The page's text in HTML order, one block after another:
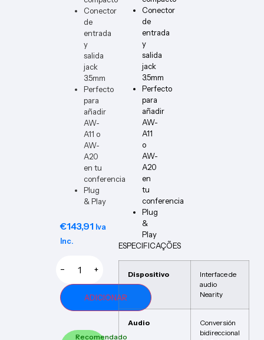
Conector
de
entrada
y
salida
jack
3.5mm
Perfecto
para
añadir
AW-
A11 o
AW-
A20
en tu
conferencia
Plug
& Play
€143,91 Iva
Inc.
− +
ADICIONAR
Recomendado
Conector
de
entrada
y
salida
jack
3.5mm
Perfecto
para
añadir
AW-
A11
o
AW-
A20
en
tu
conferencia
Plug
&
Play
ESPECIFICAÇÕES
Dispositivo
Interface de
audio
Nearity
Audio
Conversión
bidireccional